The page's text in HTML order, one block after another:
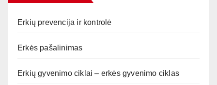
Erkių prevencija ir kontrolė
Erkės pašalinimas
Erkių gyvenimo ciklai – erkės gyvenimo ciklas